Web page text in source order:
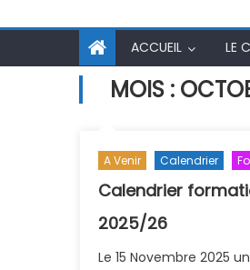
ACCUEIL LE
MOIS :
A Venir Calendrier
Calendrier
2025/26
Le 15 Novembre 2025